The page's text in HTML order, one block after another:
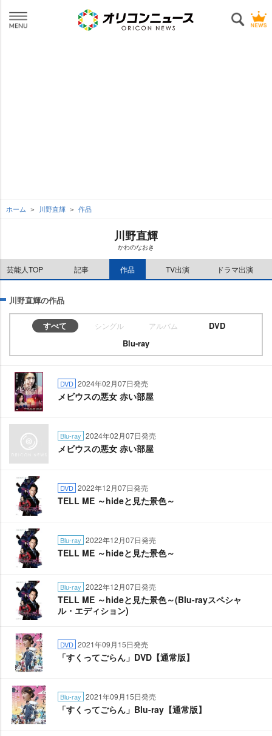
ホーム 川野直輝 作品
川野直輝
かわのなおき
芸能人TOP 記事 作品 TV出演 ドラマ出演
川野直輝の作品
すべて シングル アルバム
DVD
Blu-ray
DVD 2024年02月07日発売
メビウスの悪女 赤い部屋
Blu-ray 2024年02月07日発売
メビウスの悪女 赤い部屋
DVD 2022年12月07日発売
TELL ME ～hideと見た景色～
Blu-ray 2022年12月07日発売
TELL ME ～hideと見た景色～
Blu-ray 2022年12月07日発売
TELL ME ～hideと見た景色～(Blu-rayスペシャ
ル・エディション)
DVD 2021年09月15日発売
「すくってごらん」DVD【通常版】
Blu-ray 2021年09月15日発売
「すくってごらん」Blu-ray【通常版】